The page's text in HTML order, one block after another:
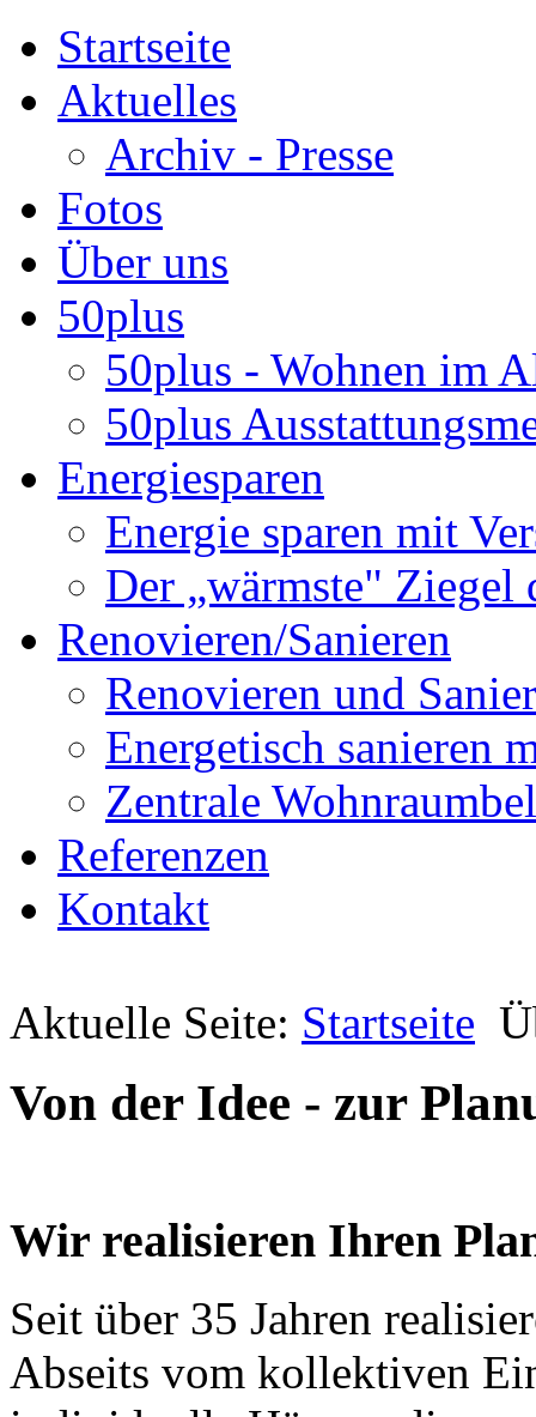
Startseite
Aktuelles
Archiv - Presse
Fotos
Über uns
50plus
50plus - Wohnen im
50plus
Energiesparen
Energie sparen mit
Der „wärmste" Ziegel
Renovieren/Sanieren
Renovieren und
Energetisch sanieren
Zentrale
Referenzen
Kontakt
Aktuelle Seite: Startseite
Von der Idee - zur
Wir realisieren Ihren
Seit über 35 Jahren
Abseits vom kollektiven